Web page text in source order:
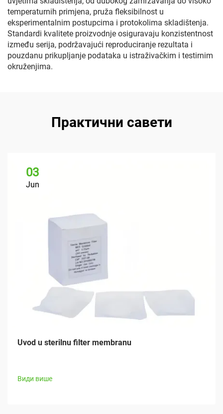
temperaturnih primjena, pruža fleksibilnost u
eksperimentalnim postupcima i protokolima skladištenja.
Standardi kvalitete proizvodnje osiguravaju konzistentnost
između serija, podržavajući reproduciranje rezultata i
pouzdanu prikupljanje podataka u istraživačkim i testirnim
okruženjima.
Практични савети
03
Jun
Uvod u sterilnu filter membranu
Види више